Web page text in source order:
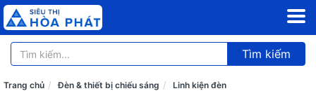
Tìm kiếm
Trang chủ Đèn & thiết bị chiếu sáng Linh kiện đèn